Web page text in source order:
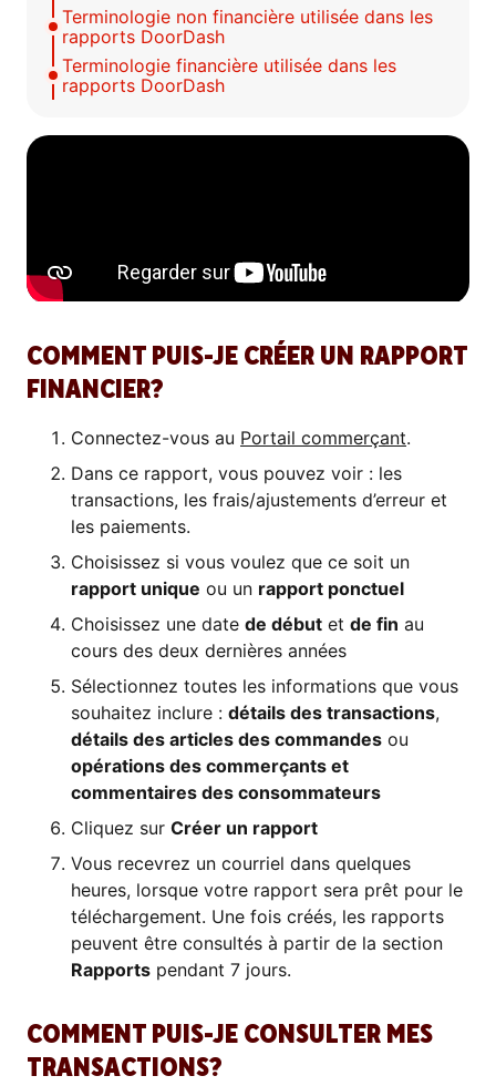
Terminologie non financière utilisée dans les
rapports DoorDash
Terminologie financière utilisée dans les
rapports DoorDash
COMMENT PUIS-JE CRÉER UN RAPPORT
FINANCIER?
Connectez-vous au Portail commerçant.
Dans ce rapport, vous pouvez voir : les
transactions, les frais/ajustements d’erreur et
les paiements.
Choisissez si vous voulez que ce soit un
rapport unique ou un rapport ponctuel
Choisissez une date de début et de fin au
cours des deux dernières années
Sélectionnez toutes les informations que vous
souhaitez inclure : détails des transactions,
détails des articles des commandes ou
opérations des commerçants et
commentaires des consommateurs
Cliquez sur Créer un rapport
Vous recevrez un courriel dans quelques
heures, lorsque votre rapport sera prêt pour le
téléchargement. Une fois créés, les rapports
peuvent être consultés à partir de la section
Rapports pendant 7 jours.
COMMENT PUIS-JE CONSULTER MES
TRANSACTIONS?